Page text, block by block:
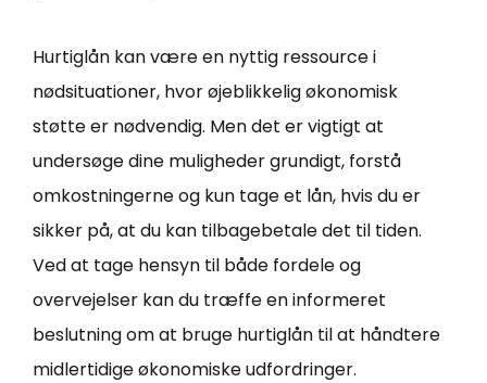
Hurtiglån kan være en nyttig ressource i
nødsituationer, hvor øjeblikkelig økonomisk
støtte er nødvendig. Men det er vigtigt at
undersøge dine muligheder grundigt, forstå
omkostningerne og kun tage et lån, hvis du er
sikker på, at du kan tilbagebetale det til tiden.
Ved at tage hensyn til både fordele og
overvejelser kan du træffe en informeret
beslutning om at bruge hurtiglån til at håndtere
midlertidige økonomiske udfordringer.